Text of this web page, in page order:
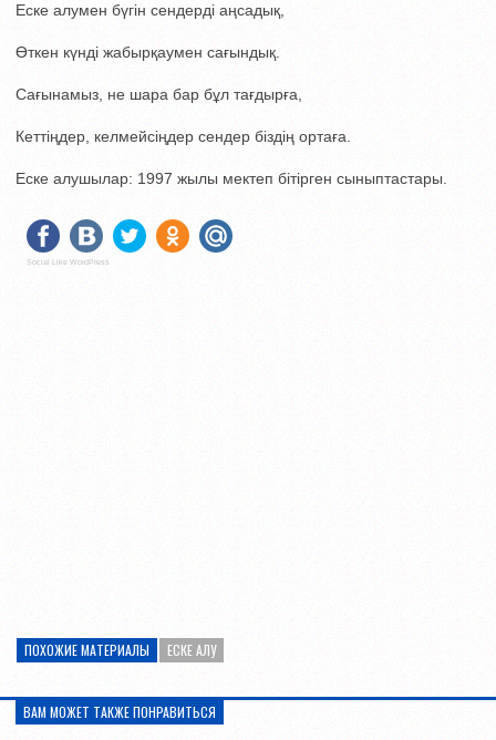
Еске алумен бүгін сендерді аңсадық,
Өткен күнді жабырқаумен сағындық.
Сағынамыз, не шара бар бұл тағдырға,
Кеттіңдер, келмейсіңдер сендер біздің ортаға.
Еске алушылар: 1997 жылы мектеп бітірген сыныптастары.
Social Like WordPress
ПОХОЖИЕ МАТЕРИАЛЫ ЕСКЕ АЛУ
ВАМ МОЖЕТ ТАКЖЕ ПОНРАВИТЬСЯ